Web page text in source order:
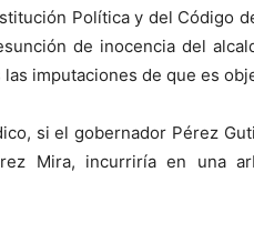
Política y del Código
de inocencia del
imputaciones de que es
si el gobernador Pérez
Mira, incurriría en una